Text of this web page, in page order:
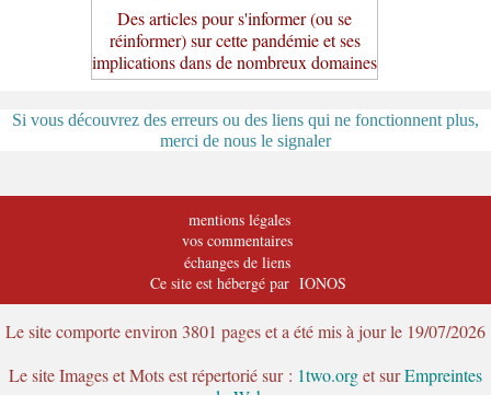
Des articles pour s'informer (ou se
réinformer) sur cette pandémie et ses
implications dans de nombreux domaines
Si vous découvrez des erreurs ou des liens qui ne fonctionnent plus,
merci de nous le signaler
mentions légales
vos commentaires
échanges de liens
Ce site est hébergé par IONOS
Le site comporte environ 3801 pages et a été mis à jour le 19/07/2026
Le site Images et Mots est répertorié sur : 1two.orget surEmpreintes